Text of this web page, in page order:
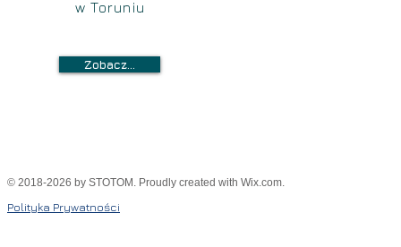
w Toruniu
Zobacz...
© 2018-2026 by STOTOM. Proudly created with Wix.com.
Polityka Prywatności